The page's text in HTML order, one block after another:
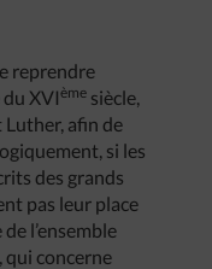
reprendre
XVIème siècle,
afin de
si les
des grands
pas leur place
l’ensemble
concerne